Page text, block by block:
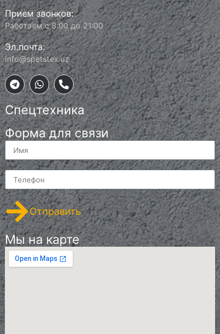
Прием звонков:
Работаем с 8:00 до 21:00
Эл.почта:
info@spetstex.uz
Спецтехника
Форма для связи
Отправить
Мы на карте